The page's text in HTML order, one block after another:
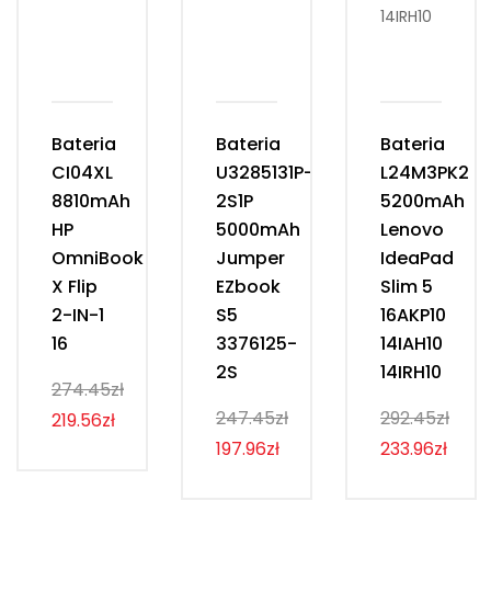
Bateria
CI04XL
8810mAh
HP
OmniBook
X Flip
2-IN-1
16
274.45zł
219.56zł
Bateria
U3285131P-
2S1P
5000mAh
Jumper
EZbook
S5
3376125-
2S
247.45zł
197.96zł
Bateria
L24M3PK2
5200mAh
Lenovo
IdeaPad
Slim 5
16AKP10
14IAH10
14IRH10
292.45zł
233.96zł